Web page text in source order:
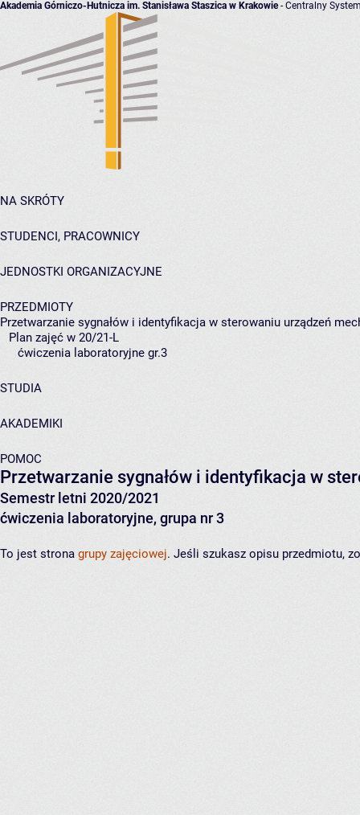
Akademia Górniczo-Hutnicza im. Stanisława Staszica w Krakowie- Centralny
NA SKRÓTY
STUDENCI, PRACOWNICY
JEDNOSTKI ORGANIZACYJNE
PRZEDMIOTY
Przetwarzanie sygnałów i identyfikacja w sterowaniu urządzeń
Plan zajęć w 20/21-L
ćwiczenia laboratoryjne gr.3
STUDIA
AKADEMIKI
POMOC
Przetwarzanie sygnałów i identyfikacja w
Semestr letni 2020/2021
ćwiczenia laboratoryjne, grupa nr 3
To jest strona grupy zajęciowej. Jeśli szukasz opisu przedmiotu,